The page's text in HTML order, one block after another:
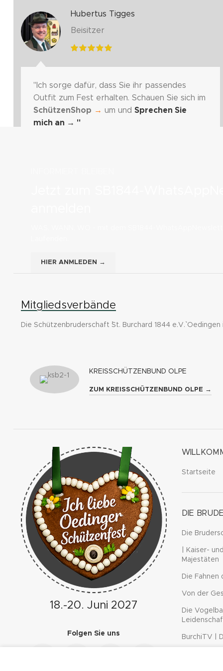
Hubertus Tigges
Beisitzer
"Ich sorge dafür, dass Sie ihr passendes
Outfit zum Fest erhalten. Schauen Sie sich im
SchützenShop → um und Sprechen Sie
mich an → "
HIER ANMLEDEN →
Mitgliedsverbände
Die Schützenbruderschaft ``St. Burchard 1844 e.V.``
KREISSCHÜTZENBUND OLPE
ZUM KREISSCHÜTZENBUND OLPE →
18.-20. Juni 2027
Folgen Sie uns
Startseite
DIE
Die
| Kaiser-
Majestäten
Die Fahnen
Von der
Die
BurchiTV |